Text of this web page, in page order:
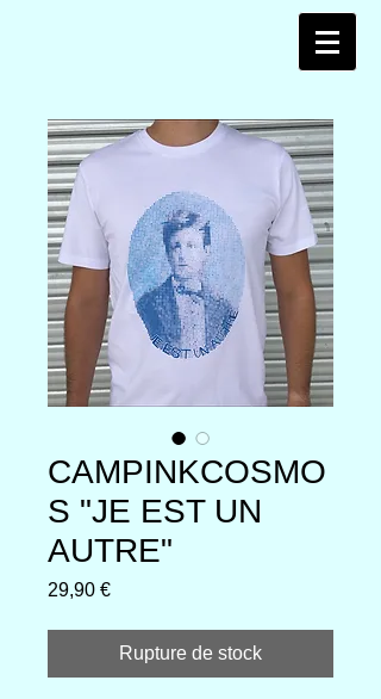
CAMPINKCOSMO
S "JE EST UN
AUTRE"
29,90 €Prix
Rupture de stock